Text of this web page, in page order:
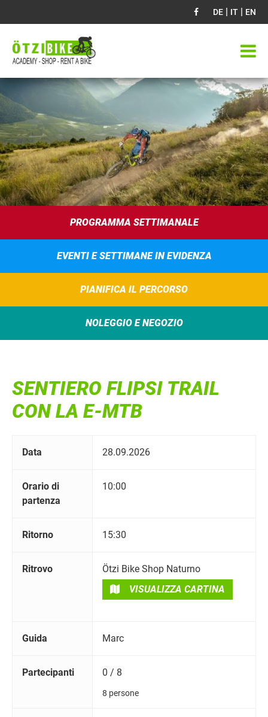
DE | IT | EN
PROGRAMMA SETTIMANALE
EVENTI E SETTIMANE IN EVIDENZA
PIANIFICA IL PERCORSO
NOLEGGIO E NEGOZIO
SENTIERO FLIPSI TRAIL
CON LA E-MTB
Data 28.09.2026
Orario di
partenza
10:00
Ritorno 15:30
Ritrovo
Ötzi Bike Shop Naturno
VISUALIZZA CARTINA
Guida Marc
Partecipanti 0 / 8
8 persone